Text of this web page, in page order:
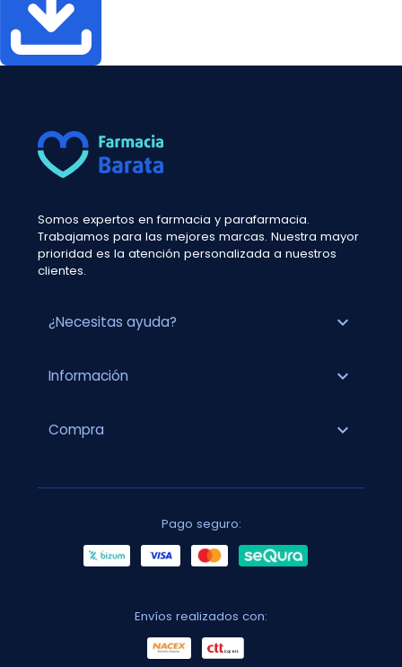
Somos expertos en farmacia y parafarmacia.
Trabajamos para las mejores marcas. Nuestra mayor
prioridad es la atención personalizada a nuestros
clientes.
¿Necesitas ayuda? expand_more
Información expand_more
Compra expand_more
Pago seguro:
Envíos realizados con: